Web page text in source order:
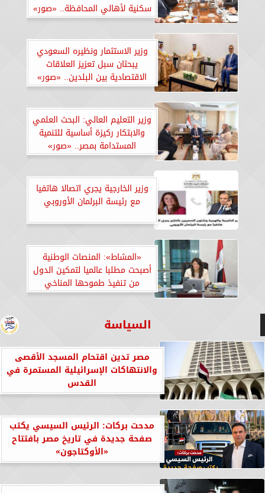
سكنية لأهالي المحافظة.. «صور»
وزير الاستثمار ونظيره السعودي
يبحثان سبل تعزيز العلاقات
الاقتصادية بين البلدين.. «صور»
وزير التعليم العالي: البحث العلمي
والابتكار ركيزة أساسية للتنمية
المستدامة بمصر.. «صور»
وزير الخارجية يجري اتصالا هاتفيا
مع رئيسة البرلمان الأوروبي
«المشاط»: المنصات الوطنية
أصبحت مطلبا عالميا لتمكين الدول
من تنفيذ طموحها المناخي
السياسة
مصر تدين اقتحام المسجد الأقصى
والانتهاكات الإسرائيلية المستمرة في
القدس
مدحت بركات: الرئيس السيسي يكتب
صفحة جديدة في تاريخ مصر بافتتاح
«الأوكتاجون»